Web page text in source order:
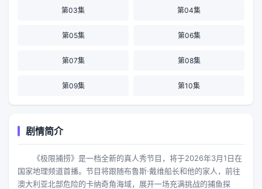
第03集 第04集
第05集 第06集
第07集 第08集
第09集 第10集
剧情简介
《极限捕捞》是一档全新的真人秀节目，将于2026年3月1日在
国家地理频道首播。节目将跟随布鲁斯·戴维船长和他的家人，前往
澳大利亚北部危险的卡纳奇角海域，展开一场充满挑战的捕鱼探